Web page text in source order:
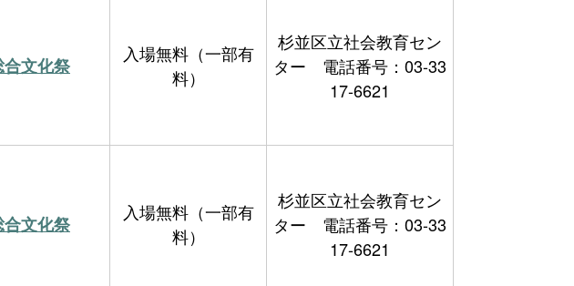
文化祭
入場無料（一部有
料）
杉並区立社会教育セン
ター 電話番号：03-33
17-6621
文化祭
入場無料（一部有
料）
杉並区立社会教育セン
ター 電話番号：03-33
17-6621